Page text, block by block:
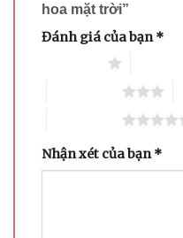
hoa mặt trời”
Đánh giá của bạn *
Nhận xét của bạn*